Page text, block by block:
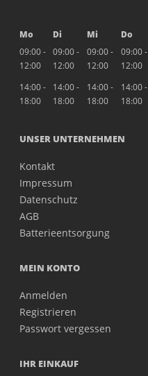
Mo Di Mi Do
09:00 -
12:00
09:00 -
12:00
09:00 -
12:00
09:00 -
12:00
14:00 -
18:00
14:00 -
18:00
14:00 -
18:00
14:00 -
18:00
UNSER UNTERNEHMEN
Kontakt
Impressum
Datenschutz
AGB
Batterieentsorgung
MEIN KONTO
Anmelden
Registrieren
Passwort vergessen
IHR EINKAUF